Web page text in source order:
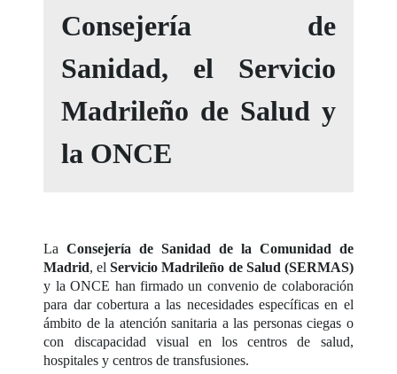
Consejería de
Sanidad, el Servicio
Madrileño de Salud y
la ONCE
LaConsejería de Sanidad de la Comunidad de
Madrid, elServicio Madrileño de Salud (SERMAS)
y la ONCE han firmado un convenio de colaboración
para dar cobertura a las necesidades específicas en el
ámbito de la atención sanitaria a las personas ciegas o
con discapacidad visual en los centros de salud,
hospitales y centros de transfusiones.